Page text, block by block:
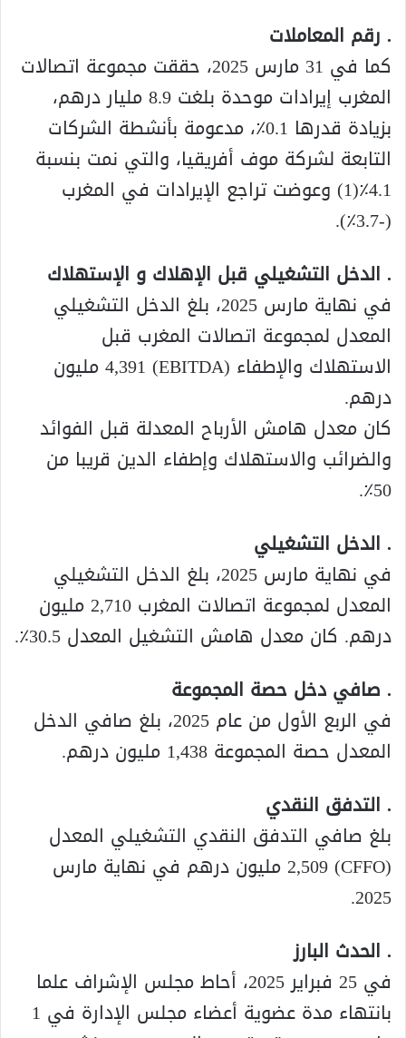
. رقم المعاملات
كما في 31 مارس 2025، حققت مجموعة اتصالات
المغرب إيرادات موحدة بلغت 8.9 مليار درهم،
بزيادة قدرها 0.1٪، مدعومة بأنشطة الشركات
التابعة لشركة موف أفريقيا، والتي نمت بنسبة
4.1٪(1) وعوضت تراجع الإيرادات في المغرب
(-3.7٪).
. الدخل التشغيلي قبل الإهلاك و الإستهلاك
في نهاية مارس 2025، بلغ الدخل التشغيلي
المعدل لمجموعة اتصالات المغرب قبل
الاستهلاك والإطفاء (EBITDA) 4,391 مليون
درهم.
كان معدل هامش الأرباح المعدلة قبل الفوائد
والضرائب والاستهلاك وإطفاء الدين قريبا من
50٪.
. الدخل التشغيلي
في نهاية مارس 2025، بلغ الدخل التشغيلي
المعدل لمجموعة اتصالات المغرب 2,710 مليون
درهم. كان معدل هامش التشغيل المعدل 30.5٪.
. صافي دخل حصة المجموعة
في الربع الأول من عام 2025، بلغ صافي الدخل
المعدل حصة المجموعة 1,438 مليون درهم.
. التدفق النقدي
بلغ صافي التدفق النقدي التشغيلي المعدل
(CFFO) 2,509 مليون درهم في نهاية مارس
2025.
. الحدث البارز
في 25 فبراير 2025، أحاط مجلس الإشراف علما
بانتهاء مدة عضوية أعضاء مجلس الإدارة في 1